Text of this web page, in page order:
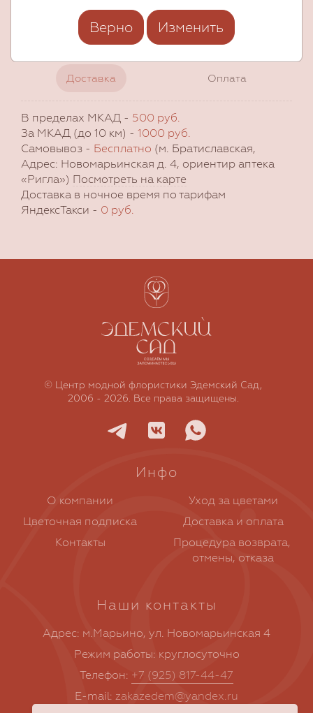
Накопительные и персональные
скидки!
Доставка Оплата
В пределах МКАД - 500 руб.
За МКАД (до 10 км) - 1000 руб.
Самовывоз - Бесплатно (м. Братиславская,
Адрес: Новомарьинская д. 4, ориентир аптека
«Ригла») Посмотреть на карте
Доставка в ночное время по тарифам
ЯндексТакси - 0 руб.
Верно Изменить
© Центр модной флористики Эдемский Сад,
2006 - 2026. Все права защищены.
Инфо
О компании
Уход за цветами
Цветочная подписка
Доставка и оплата
Контакты
Процедура возврата,
отмены, отказа
Наши контакты
Адрес: м.Марьино, ул. Новомарьинская 4
Режим работы: круглосуточно
Телефон: +7 (925) 817-44-47
E-mail: zakazedem@yandex.ru